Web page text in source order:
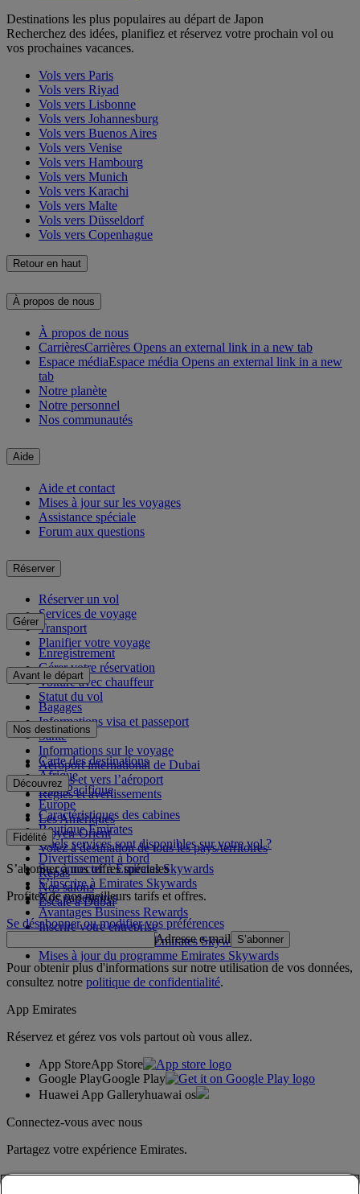
Destinations les plus populaires au départ de Japon
Recherchez des idées, planifiez et réservez votre prochain vol ou
vos prochaines vacances.
Vols vers Paris
Vols vers Riyad
Vols vers Lisbonne
Vols vers Johannesburg
Vols vers Buenos Aires
Vols vers Venise
Vols vers Hambourg
Vols vers Munich
Vols vers Karachi
Vols vers Malte
Vols vers Düsseldorf
Vols vers Copenhague
Retour en haut
À propos de nous
À propos de nous
CarrièresCarrières Opens an external link in a new tab
Espace médiaEspace média Opens an external link in a new
tab
Notre planète
Notre personnel
Nos communautés
Aide
Aide et contact
Mises à jour sur les voyages
Assistance spéciale
Forum aux questions
Réserver
Réserver un vol
Services de voyage
Transport
Planifier votre voyage
Gérer
Enregistrement
Gérer votre réservation
Voiture avec chauffeur
Statut du vol
Avant le départ
Bagages
Informations visa et passeport
Santé
Informations sur le voyage
Aéroport international de Dubai
Depuis et vers l’aéroport
Règles et avertissements
Nos destinations
Carte des destinations
Afrique
Asie-Pacifique
Europe
Les Amériques
Moyen-Orient
Volez à destination de tous les pays/territoires
Découvrez
Caractéristiques des cabines
Boutique Emirates
Quels services sont disponibles sur votre vol ?
Divertissement à bord
Repas
Nos salons
Escale à Dubai
Fidélité
Se connecter à Emirates Skywards
S’inscrire à Emirates Skywards
Nos partenaires
Avantages Business Rewards
Inscrire votre entreprise
Règles du programme Emirates Skywards
Mises à jour du programme Emirates Skywards
S’abonner à nos offres spéciales
Profitez de nos meilleurs tarifs et offres.
Se désabonner ou modifier vos préférences
Adresse e-mail S’abonner
Pour obtenir plus d'informations sur notre utilisation de vos données,
consultez notre politique de confidentialité.
App Emirates
Réservez et gérez vos vols partout où vous allez.
App StoreApp Store
Google PlayGoogle Play
Huawei App Galleryhuawai os
Connectez-vous avec nous
Partagez votre expérience Emirates.